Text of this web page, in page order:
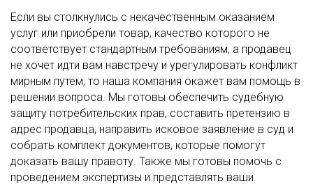
Если вы столкнулись с некачественным оказанием
услуг или приобрели товар, качество которого не
соответствует стандартным требованиям, а продавец
не хочет идти вам навстречу и урегулировать конфликт
мирным путём, то наша компания окажет вам помощь в
решении вопроса. Мы готовы обеспечить судебную
защиту потребительских прав, составить претензию в
адрес продавца, направить исковое заявление в суд и
собрать комплект документов, которые помогут
доказать вашу правоту. Также мы готовы помочь с
проведением экспертизы и представлять ваши